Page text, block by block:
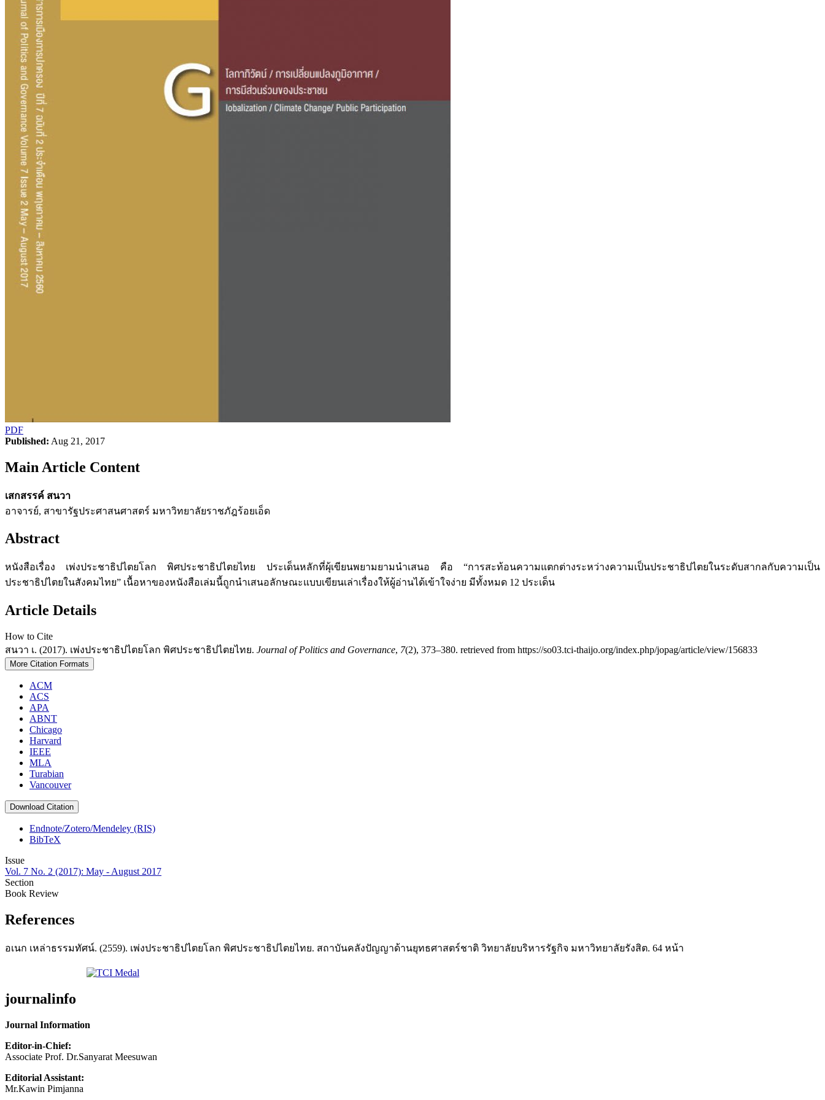
PDF
Published: Aug 21, 2017
Main Article Content
เสกสรรค์ สนวา
อาจารย์, สาขารัฐประศาสนศาสตร์ มหาวิทยาลัยราชภัฎร้อยเอ็ด
Abstract
หนังสือเรื่อง เพ่งประชาธิปไตยโลก พิศประชาธิปไตยไทย ประเด็นหลักที่ผุ้เขียนพยามยามนำเสนอ คือ “การสะท้อนความแตกต่างระหว่างความเป็นประชาธิปไตยในระดับสากลกับความเป็น
ประชาธิปไตยในสังคมไทย” เนื้อหาของหนังสือเล่มนี้ถูกนำเสนอลักษณะแบบเขียนเล่าเรื่องให้ผู้อ่านได้เข้าใจง่าย มีทั้งหมด 12 ประเด็น
Article Details
How to Cite
สนวา เ. (2017). เพ่งประชาธิปไตยโลก พิศประชาธิปไตยไทย. Journal of Politics and Governance, 7(2), 373–380. retrieved from https://so03.tci-thaijo.org/index.php/jopag/article/view/156833
More Citation Formats
ACM
ACS
APA
ABNT
Chicago
Harvard
IEEE
MLA
Turabian
Vancouver
Download Citation
Endnote/Zotero/Mendeley (RIS)
BibTeX
Issue
Vol. 7 No. 2 (2017): May - August 2017
Section
Book Review
References
อเนก เหล่าธรรมทัศน์. (2559). เพ่งประชาธิปไตยโลก พิศประชาธิปไตยไทย. สถาบันคลังปัญญาด้านยุทธศาสตร์ชาติ วิทยาลัยบริหารรัฐกิจ มหาวิทยาลัยรังสิต. 64 หน้า
journalinfo
Journal Information
Editor-in-Chief:
Associate Prof. Dr.Sanyarat Meesuwan
Editorial Assistant:
Mr.Kawin Pimjanna